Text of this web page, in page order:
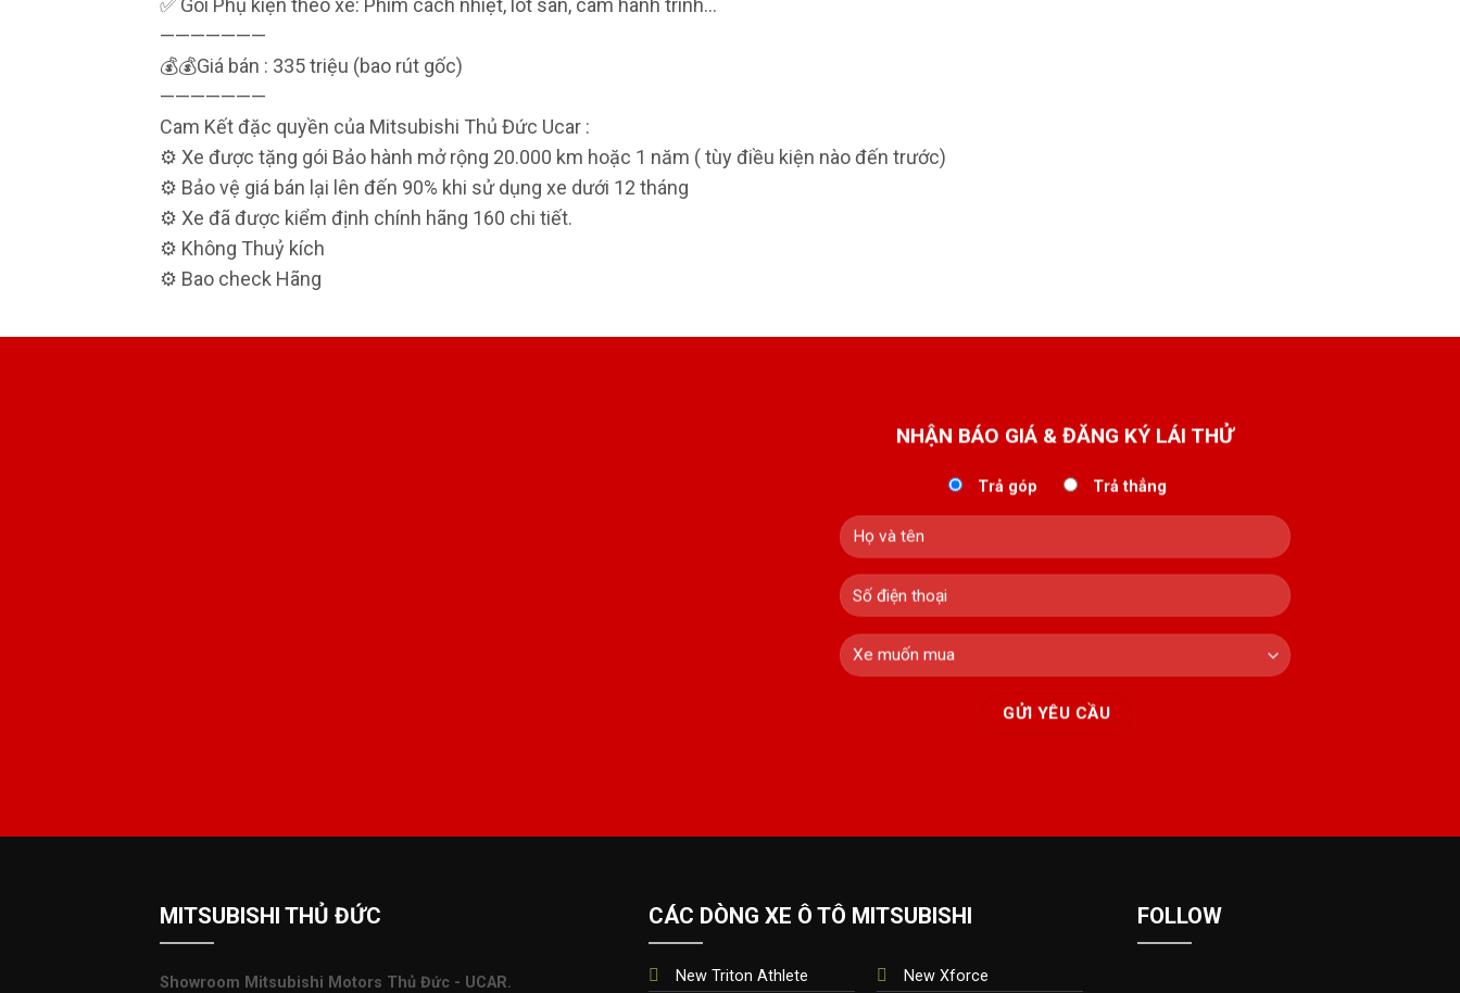
✅ Gói Phụ kiện theo xe: Phim cách nhiệt, lót sàn, cam hành trình…
———————
💰💰Giá bán : 335 triệu (bao rút gốc)
———————
Cam Kết đặc quyền của Mitsubishi Thủ Đức Ucar :
⚙️ Xe được tặng gói Bảo hành mở rộng 20.000 km hoặc 1 năm ( tùy điều kiện nào đến trước)
⚙️ Bảo vệ giá bán lại lên đến 90% khi sử dụng xe dưới 12 tháng
⚙️ Xe đã được kiểm định chính hãng 160 chi tiết.
⚙️ Không Thuỷ kích
⚙️ Bao check Hãng
NHẬN BÁO GIÁ & ĐĂNG KÝ LÁI THỬ
Trả góp Trả thẳng
MITSUBISHI THỦ ĐỨC
Showroom Mitsubishi Motors Thủ Đức - UCAR.
CÁC DÒNG XE Ô TÔ MITSUBISHI
New Triton Athlete New Xforce
FOLLOW